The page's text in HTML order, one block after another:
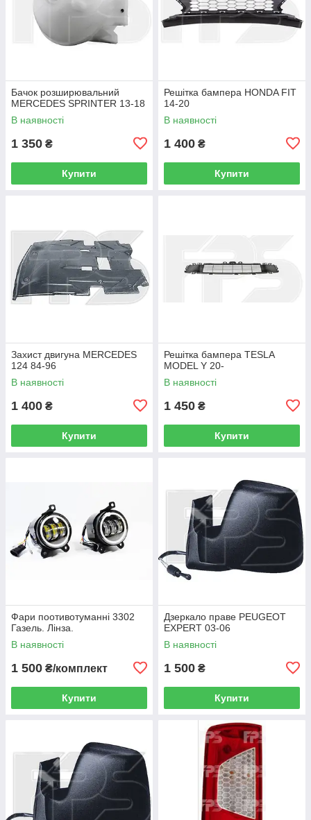
Бачок розширювальний
MERCEDES SPRINTER 13-18
В наявності
1 350 ₴
Купити
Решітка бампера HONDA FIT
14-20
В наявності
1 400 ₴
Купити
Захист двигуна MERCEDES
124 84-96
В наявності
1 400 ₴
Купити
Решітка бампера TESLA
MODEL Y 20-
В наявності
1 450 ₴
Купити
Фари поотивотуманні 3302
Газель. Лінза.
В наявності
1 500 ₴/комплект
Купити
Дзеркало праве PEUGEOT
EXPERT 03-06
В наявності
1 500 ₴
Купити